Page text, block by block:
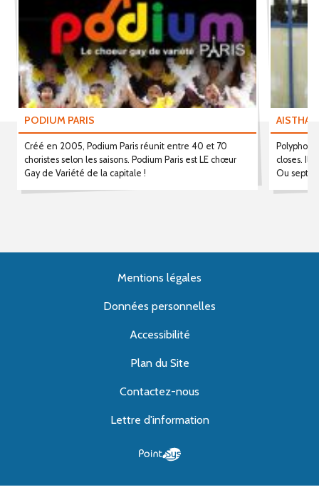
PODIUM PARIS
Créé en 2005, Podium Paris réunit entre 40 et 70
choristes selon les saisons. Podium Paris est LE chœur
Gay de Variété de la capitale !
closes. Il
Ou
Mentions légales
Données personnelles
Accessibilité
Plan du Site
Contactez-nous
Lettre d'information